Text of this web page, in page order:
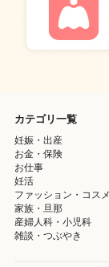
カテゴリ一覧
妊娠・出産
お金・保険
お仕事
妊活
ファッション・コスメ
家族・旦那
産婦人科・小児科
雑談・つぶやき